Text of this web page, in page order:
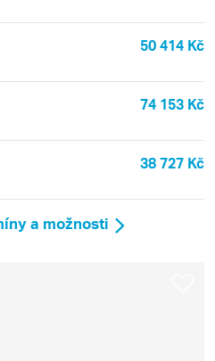
50 414 Kč
74 153 Kč
38 727 Kč
a možnosti